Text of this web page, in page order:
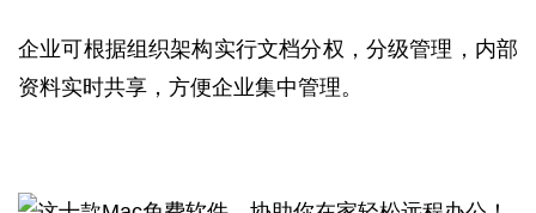
企业可根据组织架构实行文档分权，分级管理，内部
资料实时共享，方便企业集中管理。